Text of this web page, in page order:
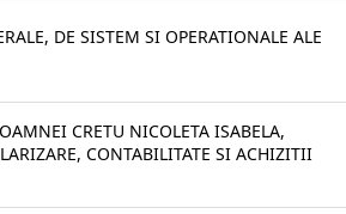
DE SISTEM SI OPERATIONALE ALE
CRETU NICOLETA ISABELA,
CONTABILITATE SI ACHIZITII